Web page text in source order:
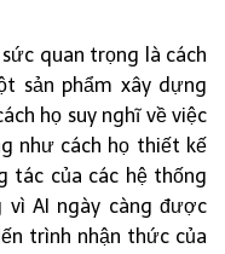
quan trọng là cách
sản phẩm xây dựng
họ suy nghĩ về việc
như cách họ thiết kế
tác của các hệ thống
vì AI ngày càng được
trình nhận thức của